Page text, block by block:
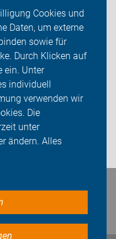
Cookies und
Daten, um externe
sowie für
Durch Klicken auf
ein. Unter
individuell
verwenden wir
Die
unter
ändern. Alles